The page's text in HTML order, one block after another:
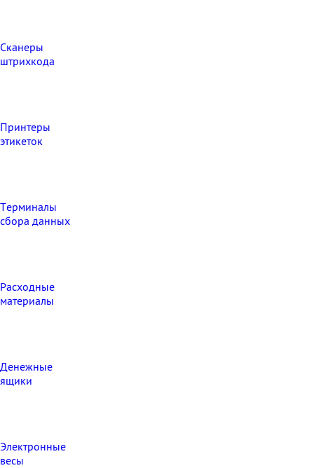
Сканеры
штрихкода
Принтеры
этикеток
Терминалы
сбора данных
Расходные
материалы
Денежные
ящики
Электронные
весы